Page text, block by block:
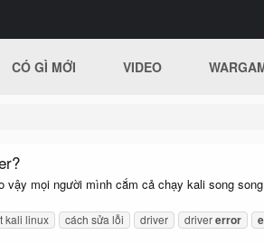
CÓ GÌ MỚI VIDEO
mọi người mình cắm cả chạy kali song
kali linux cách sửa lỗi driver drivererror